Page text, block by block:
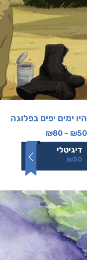
היו ימים יפים בפלוגה
₪50
–
₪80
דיגיטלי
₪50